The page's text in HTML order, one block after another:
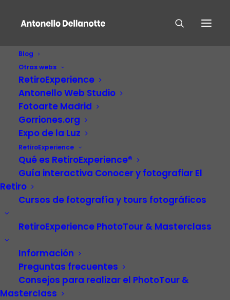
Blog
Otras webs
RetiroExperience
Antonello Web Studio
Fotoarte Madrid
Gorriones.org
Expo de la Luz
RetiroExperience
Qué es RetiroExperience®
Guía interactiva Conocer y fotografiar El
Retiro
Cursos de fotografía y tours fotográficos
RetiroExperience PhotoTour & Masterclass
Información
Preguntas frecuentes
Consejos para realizar el PhotoTour &
Masterclass
Patrimonio Cultural